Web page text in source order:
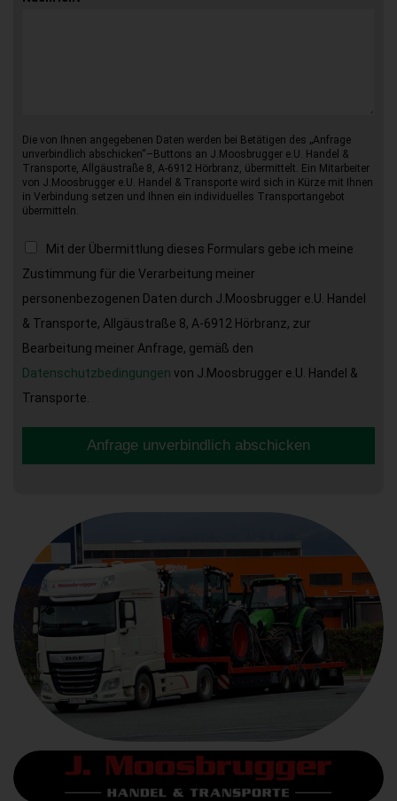
Die von Ihnen angegebenen Daten werden bei Betätigen des „Anfrage
unverbindlich abschicken“–Buttons an J.Moosbrugger e.U. Handel &
Transporte, Allgäustraße 8, A-6912 Hörbranz, übermittelt. Ein Mitarbeiter
von J.Moosbrugger e.U. Handel & Transporte wird sich in Kürze mit Ihnen
in Verbindung setzen und Ihnen ein individuelles Transportangebot
übermitteln.
Mit der Übermittlung dieses Formulars gebe ich meine
Zustimmung für die Verarbeitung meiner
personenbezogenen Daten durch J.Moosbrugger e.U. Handel
& Transporte, Allgäustraße 8, A-6912 Hörbranz, zur
Bearbeitung meiner Anfrage, gemäß den
Datenschutzbedingungen von J.Moosbrugger e.U. Handel &
Transporte.
Anfrage unverbindlich abschicken